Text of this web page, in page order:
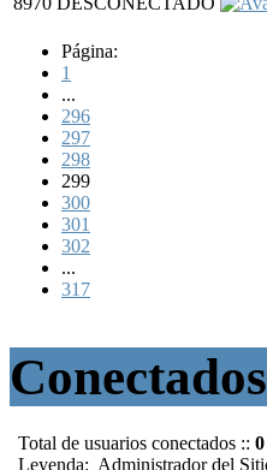
Página:
1
...
296
297
298
299
300
301
302
...
317
Conectados
Total de usuarios conectados :: 0
Leyenda: Administrador del